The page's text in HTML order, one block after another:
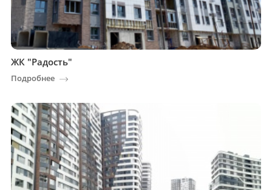
ЖК "Радость"
Подробнее